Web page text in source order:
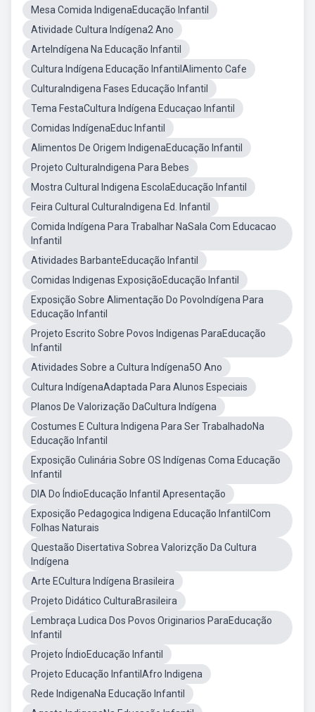
Mesa Comida IndigenaEducação Infantil
Atividade Cultura Indígena2 Ano
ArteIndígena Na Educação Infantil
Cultura Indígena Educação InfantilAlimento Cafe
CulturaIndigena Fases Educação Infantil
Tema FestaCultura Indígena Educaçao Infantil
Comidas IndígenaEduc Infantil
Alimentos De Origem IndigenaEducação Infantil
Projeto CulturaIndigena Para Bebes
Mostra Cultural Indigena EscolaEducação Infantil
Feira Cultural CulturaIndigena Ed. Infantil
Comida Indígena Para Trabalhar NaSala Com Educacao
Infantil
Atividades BarbanteEducação Infantil
Comidas Indigenas ExposiçãoEducação Infantil
Exposição Sobre Alimentação Do PovoIndígena Para
Educação Infantil
Projeto Escrito Sobre Povos Indigenas ParaEducação
Infantil
Atividades Sobre a Cultura Indígena5O Ano
Cultura IndígenaAdaptada Para Alunos Especiais
Planos De Valorização DaCultura Indígena
Costumes E Cultura Indigena Para Ser TrabalhadoNa
Educação Infantil
Exposição Culinária Sobre OS Indígenas Coma Educação
Infantil
DIA Do ÍndioEducação Infantil Apresentação
Exposição Pedagogica Indigena Educação InfantilCom
Folhas Naturais
Questaão Disertativa Sobrea Valorizção Da Cultura
Indígena
Arte ECultura Indígena Brasileira
Projeto Didático CulturaBrasileira
Lembraça Ludica Dos Povos Originarios ParaEducação
Infantil
Projeto ÍndioEducação Infantil
Projeto Educação InfantilAfro Indigena
Rede IndigenaNa Educação Infantil